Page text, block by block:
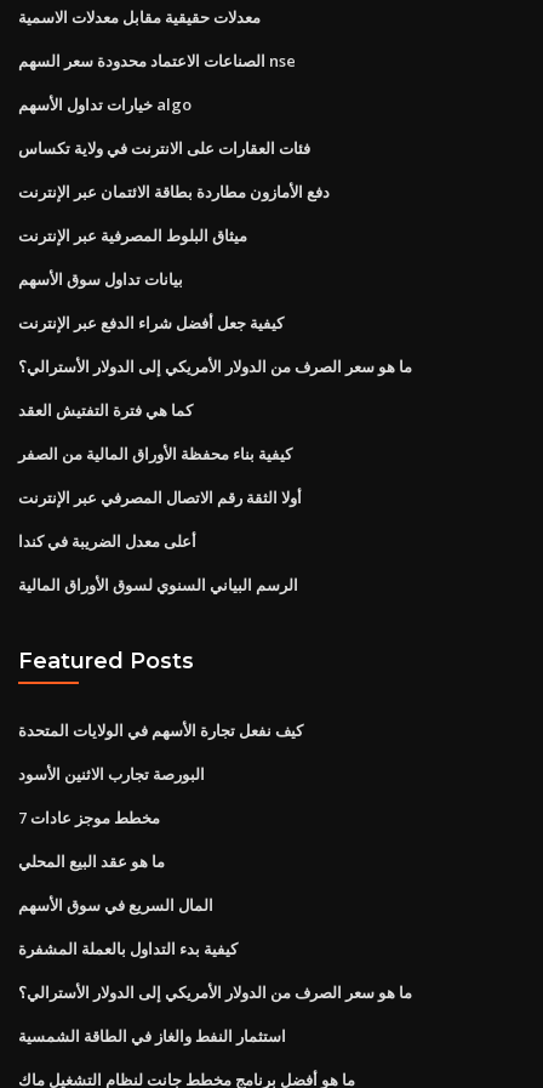
معدلات حقيقية مقابل معدلات الاسمية
الصناعات الاعتماد محدودة سعر السهم nse
خيارات تداول الأسهم algo
فئات العقارات على الانترنت في ولاية تكساس
دفع الأمازون مطاردة بطاقة الائتمان عبر الإنترنت
ميثاق البلوط المصرفية عبر الإنترنت
بيانات تداول سوق الأسهم
كيفية جعل أفضل شراء الدفع عبر الإنترنت
ما هو سعر الصرف من الدولار الأمريكي إلى الدولار الأسترالي؟
كما هي فترة التفتيش العقد
كيفية بناء محفظة الأوراق المالية من الصفر
أولا الثقة رقم الاتصال المصرفي عبر الإنترنت
أعلى معدل الضريبة في كندا
الرسم البياني السنوي لسوق الأوراق المالية
Featured Posts
كيف نفعل تجارة الأسهم في الولايات المتحدة
البورصة تجارب الاثنين الأسود
7 مخطط موجز عادات
ما هو عقد البيع المحلي
المال السريع في سوق الأسهم
كيفية بدء التداول بالعملة المشفرة
ما هو سعر الصرف من الدولار الأمريكي إلى الدولار الأسترالي؟
استثمار النفط والغاز في الطاقة الشمسية
ما هو أفضل برنامج مخطط جانت لنظام التشغيل ماك